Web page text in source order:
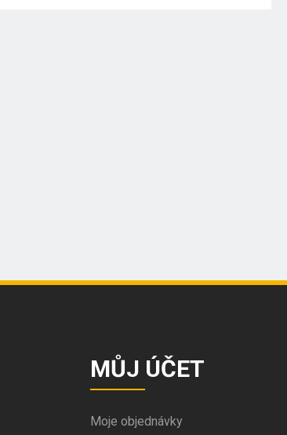
MŮJ ÚČET
Moje objednávky